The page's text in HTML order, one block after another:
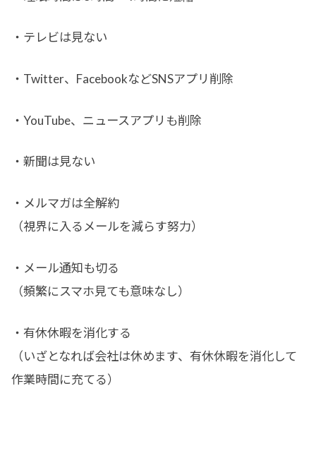
・テレビは見ない
・Twitter、FacebookなどSNSアプリ削除
・YouTube、ニュースアプリも削除
・新聞は見ない
・メルマガは全解約
（視界に入るメールを減らす努力）
・メール通知も切る
（頻繁にスマホ見ても意味なし）
・有休休暇を消化する
（いざとなれば会社は休めます、有休休暇を消化して
作業時間に充てる）